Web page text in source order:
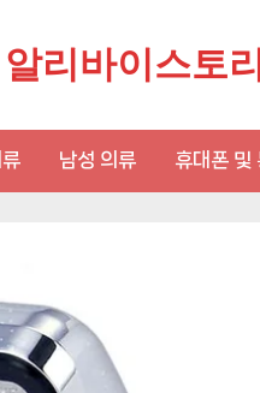
알리바이스토
남성 의류 휴대폰 및